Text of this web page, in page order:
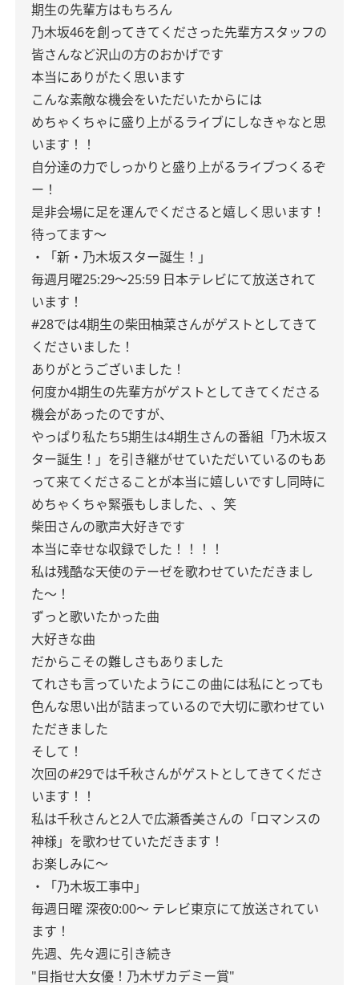
期生の先輩方はもちろん
乃木坂46を創ってきてくださった先輩方スタッフの
皆さんなど沢山の方のおかげです
本当にありがたく思います
こんな素敵な機会をいただいたからには
めちゃくちゃに盛り上がるライブにしなきゃなと思
います！！
自分達の力でしっかりと盛り上がるライブつくるぞ
ー！
是非会場に足を運んでくださると嬉しく思います！
待ってます〜
・「新・乃木坂スター誕生！」
毎週月曜25:29〜25:59 日本テレビにて放送されて
います！
#28では4期生の柴田柚菜さんがゲストとしてきて
くださいました！
ありがとうございました！
何度か4期生の先輩方がゲストとしてきてくださる
機会があったのですが、
やっぱり私たち5期生は4期生さんの番組「乃木坂ス
ター誕生！」を引き継がせていただいているのもあ
って来てくださることが本当に嬉しいですし同時に
めちゃくちゃ緊張もしました、、笑
柴田さんの歌声大好きです
本当に幸せな収録でした！！！！
私は残酷な天使のテーゼを歌わせていただきまし
た〜！
ずっと歌いたかった曲
大好きな曲
だからこその難しさもありました
てれさも言っていたようにこの曲には私にとっても
色んな思い出が詰まっているので大切に歌わせてい
ただきました
そして！
次回の#29では千秋さんがゲストとしてきてくださ
います！！
私は千秋さんと2人で広瀬香美さんの「ロマンスの
神様」を歌わせていただきます！
お楽しみに〜
・「乃木坂工事中」
毎週日曜 深夜0:00〜 テレビ東京にて放送されてい
ます！
先週、先々週に引き続き
"目指せ大女優！乃木ザカデミー賞"